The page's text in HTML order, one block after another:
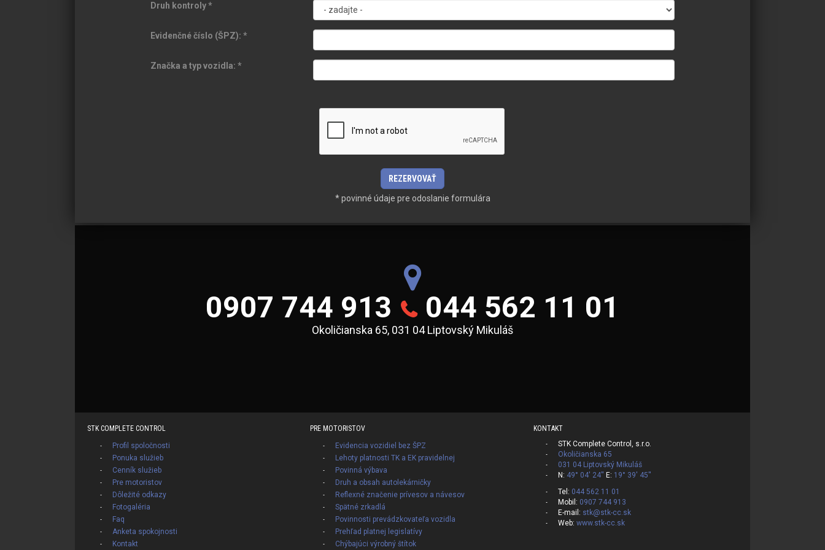
Druh kontroly*
Evidenčné číslo (ŠPZ): *
Značka a typ vozidla: *
* povinné údaje pre odoslanie formulára
0907 744 913 044 562 11 01
Okoličianska 65, 031 04 Liptovský Mikuláš
STK COMPLETE CONTROL
Profil spoločnosti
Ponuka služieb
Cenník služieb
Pre motoristov
Dôležité odkazy
Fotogaléria
Faq
Anketa spokojnosti
Kontakt
PRE MOTORISTOV
Evidencia vozidiel bez ŠPZ
Lehoty platnosti TK a EK pravidelnej
Povinná výbava
Druh a obsah autolekárničky
Reflexné značenie prívesov a návesov
Spätné zrkadlá
Povinnosti prevádzkovateľa vozidla
Prehľad platnej legislatívy
Chýbajúci výrobný štítok
KONTAKT
STK Complete Control, s.r.o.
Okoličianska 65
031 04 Liptovský Mikuláš
N: 49° 04' 24'' E: 19° 39' 45''
Tel: 044 562 11 01
Mobil: 0907 744 913
E-mail: stk@stk-cc.sk
Web: www.stk-cc.sk